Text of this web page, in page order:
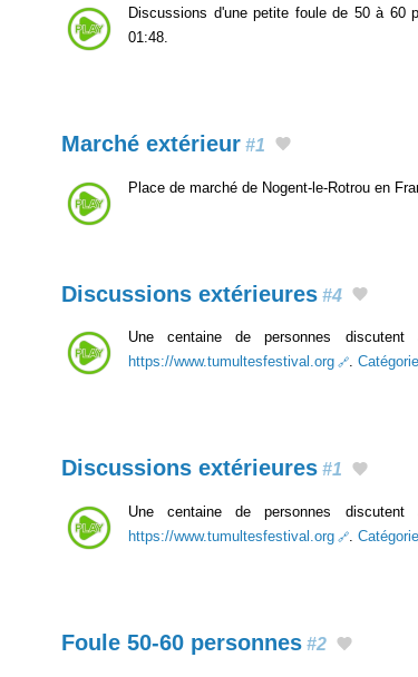
Discussions d'une petite foule de 50 à 60
01:48.
Marché extérieur #1
Place de marché de Nogent-le-Rotrou en
Discussions extérieures #4
Une centaine de personnes
https://www.tumultesfestival.org
.
Discussions extérieures #1
Une centaine de personnes
https://www.tumultesfestival.org
.
Foule 50-60 personnes #2